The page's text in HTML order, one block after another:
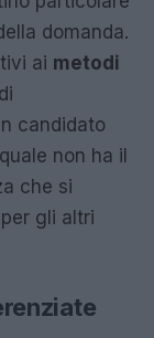
domanda.
ai metodi
candidato
non ha il
che si
gli altri